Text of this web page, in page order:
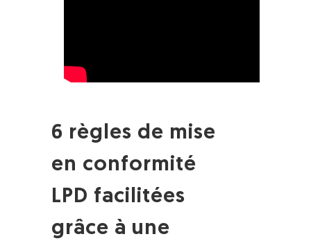
6 règles de mise
en conformité
LPD facilitées
grâce à une